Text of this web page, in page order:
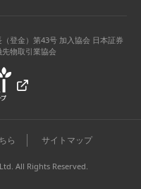
登金）第43号 加入協会 日本証券
物取引業協会
ら サイトマップ
All Rights Reserved.